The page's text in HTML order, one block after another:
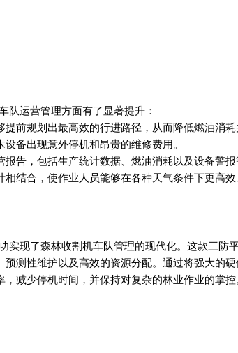
队运营管理方面有了显著提升：
前规划出最高效的行进路径，从而降低燃油消耗
备出现意外停机和昂贵的维修费用。
告，包括生产统计数据、燃油消耗以及设备警报
结合，使作业人员能够在各种天气条件下更高效
实现了森林收割机车队管理的现代化。这款三防
测性维护以及高效的资源分配。通过将强大的
减少停机时间，并保持对复杂的林业作业的掌控